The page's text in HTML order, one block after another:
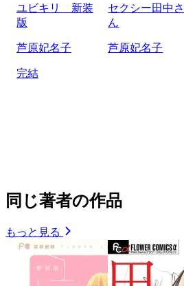
ユビキリ 新装
版
芦原妃名子
完結
セクシー田中さ
ん
芦原妃名子
同じ著者の作品
もっと見る